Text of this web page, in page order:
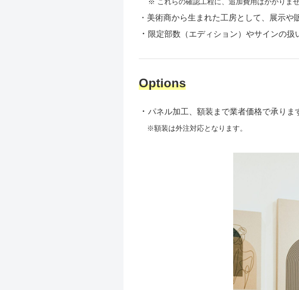
・美術商から生まれた工房として、展示や
・ 限定部数（エディション）やサインの扱
Options
・ パネル加工、額装まで業者価格で承りま
※額装は外注対応となります。